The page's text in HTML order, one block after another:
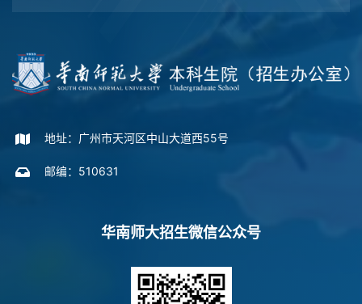
地址：广州市天河区中山大道西55号
邮编：510631
华南师大招生微信公众号